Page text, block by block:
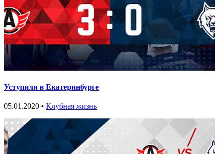
Уступили в Екатеринбурге
05.01.2020 • Клубная жизнь